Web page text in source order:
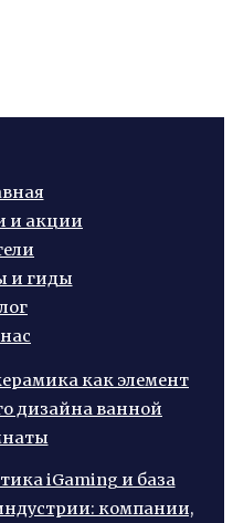
и акции
и гиды
как элемент
дизайна ванной
iGaming и база
компании,